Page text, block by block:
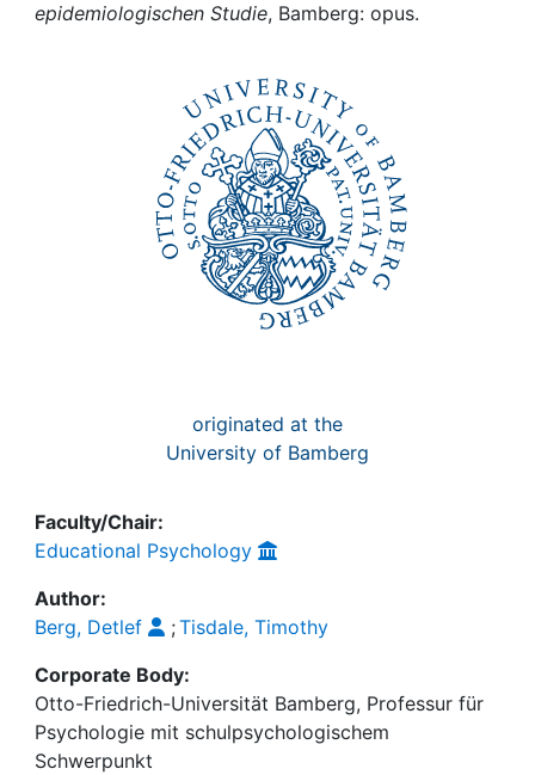
epidemiologischen Studie, Bamberg: opus.
originated at the
University of Bamberg
Faculty/Chair:
Educational Psychology
Author:
Berg, Detlef
;Tisdale, Timothy
Corporate Body:
Otto-Friedrich-Universität Bamberg, Professur für
Psychologie mit schulpsychologischem
Schwerpunkt